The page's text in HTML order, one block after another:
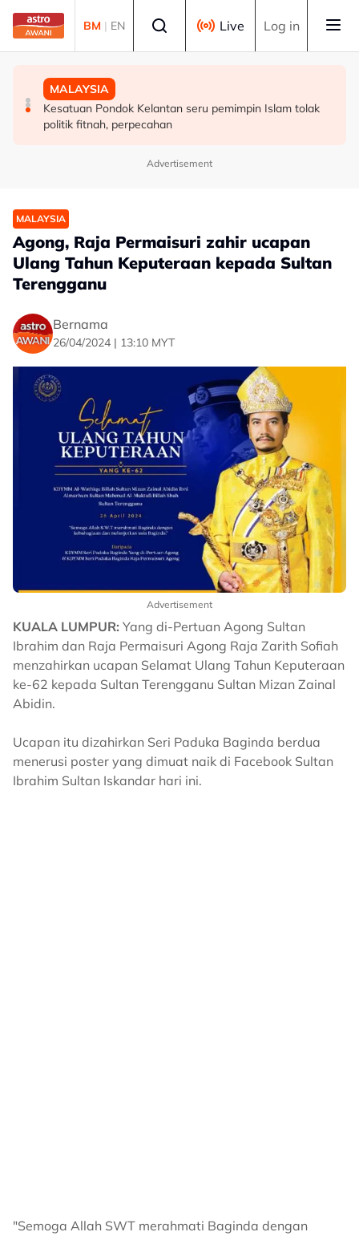
Skip to main content
BM | EN Live Log in
MALAYSIA
Perlu pendekatan menyeluruh masyarakat cegah
penyalahgunaan dadah dalam kalangan kanak-kanak -
MALAYSIA
Diplomasi budaya di Sarawak perkukuh hubungan
Malaysia-Indonesia
MALAYSIA
Kesatuan Pondok Kelantan seru pemimpin Islam tolak
politik fitnah, perpecahan
Advertisement
MALAYSIA
Agong, Raja Permaisuri zahir ucapan
Ulang Tahun Keputeraan kepada Sultan
Terengganu
Bernama
26/04/2024 | 13:10 MYT
Advertisement
KUALA LUMPUR: Yang di-Pertuan Agong Sultan
Ibrahim dan Raja Permaisuri Agong Raja Zarith Sofiah
menzahirkan ucapan Selamat Ulang Tahun Keputeraan
ke-62 kepada Sultan Terengganu Sultan Mizan Zainal
Abidin.
Ucapan itu dizahirkan Seri Paduka Baginda berdua
menerusi poster yang dimuat naik di Facebook Sultan
Ibrahim Sultan Iskandar hari ini.
"Semoga Allah SWT merahmati Baginda dengan